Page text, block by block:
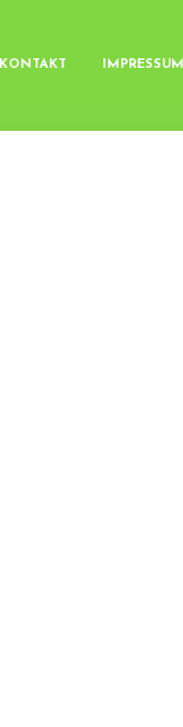
KONTAKT IMPRESSUM